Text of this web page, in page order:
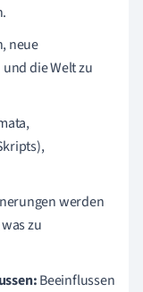
neue
die Welt zu
werden
zu
Beeinflussen